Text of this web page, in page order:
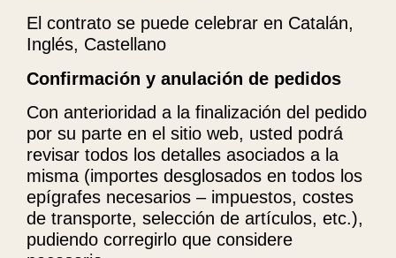
El contrato se puede celebrar en Catalán,
Inglés, Castellano
Confirmación y anulación de pedidos
Con anterioridad a la finalización del pedido
por su parte en el sitio web, usted podrá
revisar todos los detalles asociados a la
misma (importes desglosados ​​en todos los
epígrafes necesarios – impuestos, costes
de transporte, selección de artículos, etc.),
pudiendo corregirlo que considere